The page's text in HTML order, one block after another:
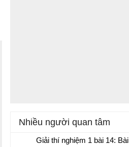
Nhiều người quan tâm
Giải thí nghiệm 1 bài 14: Bài